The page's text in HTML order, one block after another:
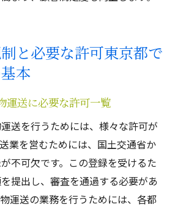
と必要な許可東京都で
本
運送に必要な許可一覧
送を行うためには、様々な許可が
業を営むためには、国土交通省か
不可欠です。この登録を受けるた
提出し、審査を通過する必要があ
運送の業務を行うためには、各都